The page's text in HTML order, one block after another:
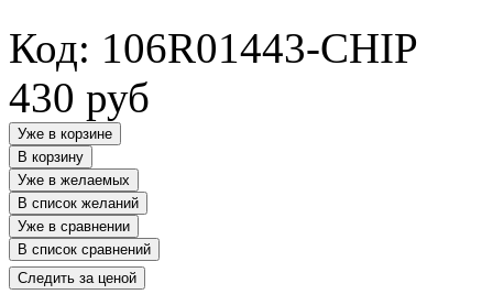
Код: 106R01443-CHIP
430 руб
Уже в корзине
В корзину
Уже в желаемых
В список желаний
Уже в сравнении
В список сравнений
Следить за ценой